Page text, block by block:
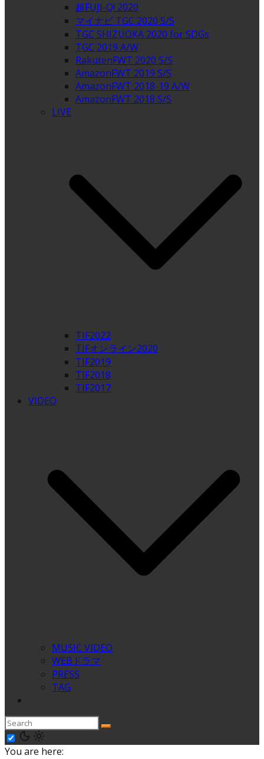
超FUJI-Q! 2020
マイナビ TGC 2020 S/S
TGC SHIZUOKA 2020 for SDGs
TGC 2019 A/W
RakutenFWT 2020 S/S
AmazonFWT 2019 S/S
AmazonFWT 2018-19 A/W
AmazonFWT 2018 S/S
LIVE
TIF2022
TIFオンライン2020
TIF2019
TIF2018
TIF2017
VIDEO
MUSIC VIDEO
WEBドラマ
PRESS
TAG
You are here: